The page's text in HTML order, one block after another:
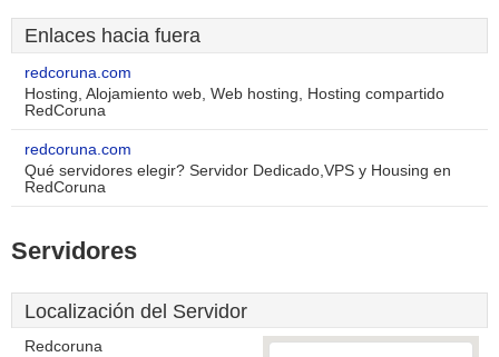
Enlaces hacia fuera
redcoruna.com
Hosting, Alojamiento web, Web hosting, Hosting compartido
RedCoruna
redcoruna.com
Qué servidores elegir? Servidor Dedicado,VPS y Housing en
RedCoruna
Servidores
Localización del Servidor
Redcoruna